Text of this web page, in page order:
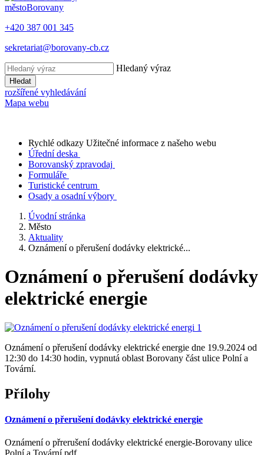
městoBorovany
+420 387 001 345
sekretariat@borovany-cb.cz
Hledaný výraz
Hledat
rozšířené vyhledávání
Mapa webu
Rychlé odkazy Užitečné informace z našeho webu
Úřední deska
Borovanský zpravodaj
Formuláře
Turistické centrum
Osady a osadní výbory
Úvodní stránka
Město
Aktuality
Oznámení o přerušení dodávky elektrické...
Oznámení o přerušení dodávky
elektrické energie
Oznámení o přerušení dodávky elektrické energie dne 19.9.2024 od
12:30 do 14:30 hodin, vypnutá oblast Borovany část ulice Polní a
Tovární.
Přílohy
Oznámení o přerušení dodávky elektrické energie
Oznámení o přrerušení dodávky elektrické energie-Borovany ulice